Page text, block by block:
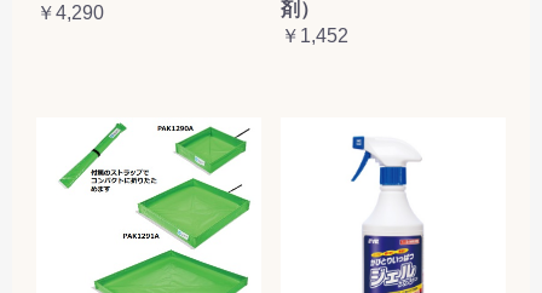
￥4,290
剤）
￥1,452